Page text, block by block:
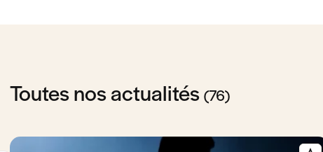
Toutes nos actualités (76)